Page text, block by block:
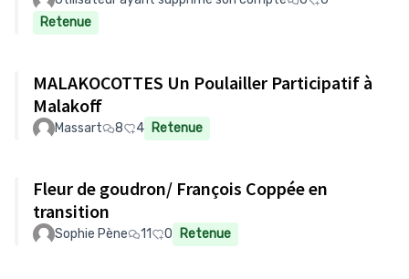
Retenue
MALAKOCOTTES Un Poulailler Participatif à
Malakoff
Massart 8 4 Retenue
Fleur de goudron/ François Coppée en
transition
Sophie Pène 11 0 Retenue